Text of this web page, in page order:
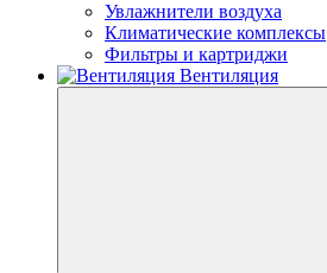
Увлажнители воздуха
Климатические комплексы
Фильтры и картриджи
Вентиляция